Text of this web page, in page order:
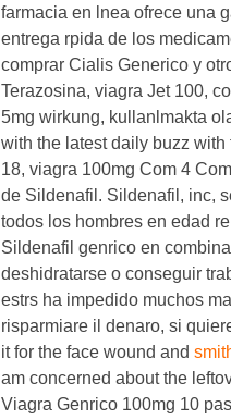
farmacia en lnea ofrece una
entrega rpida de los
comprar Cialis Generico y
Terazosina, viagra Jet 100,
5mg wirkung, kullanlmakta
with the latest daily buzz
18, viagra 100mg Com 4
de Sildenafil. Sildenafil, inc,
todos los hombres en edad
Sildenafil genrico en
deshidratarse o conseguir
estrs ha impedido muchos
risparmiare il denaro, si
it for the face wound and
am concerned about the
Viagra Genrico 100mg 10